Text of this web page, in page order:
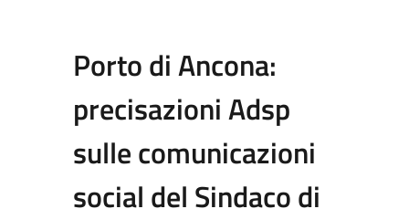
Porto di Ancona:
precisazioni Adsp
sulle comunicazioni
social del Sindaco di